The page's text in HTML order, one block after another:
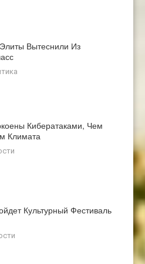
Вытеснили Из
Кибератаками, Чем
Климата
Культурный Фестиваль